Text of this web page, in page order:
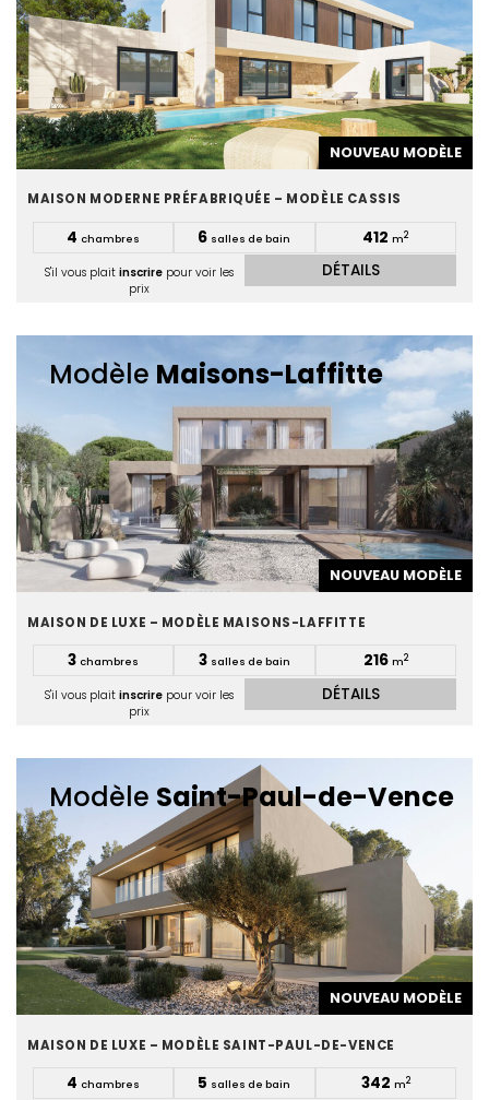
NOUVEAU MODÈLE
MAISON MODERNE PRÉFABRIQUÉE – MODÈLE CASSIS
4 chambres 6 salles de bain 412 m2
S'il vous plait inscrirepour voir les
prix
DÉTAILS
Modèle Maisons-Laffitte
NOUVEAU MODÈLE
MAISON DE LUXE – MODÈLE MAISONS-LAFFITTE
3 chambres 3 salles de bain 216 m2
S'il vous plait inscrirepour voir les
prix
DÉTAILS
Modèle Saint-Paul-de-Vence
NOUVEAU MODÈLE
MAISON DE LUXE – MODÈLE SAINT-PAUL-DE-VENCE
4 chambres 5 salles de bain 342 m2